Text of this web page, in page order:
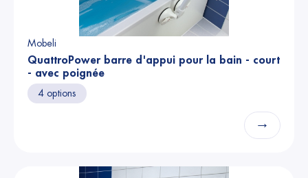
Mobeli
QuattroPower barre d'appui pour la bain - court
- avec poignée
4 options
→